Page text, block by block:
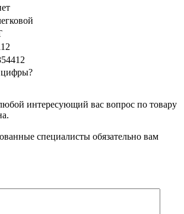
цифры?
интересующий вас вопрос по товару
специалисты обязательно вам